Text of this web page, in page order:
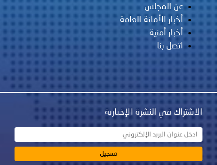
عن المجلس
أخبار الأمانة العامة
أخبار أمنية
اتصل بنا
الاشتراك في النشرة الإخبارية